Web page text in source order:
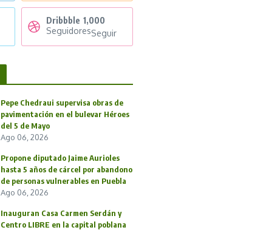
Dribbble 1,000
SeguidoresSeguir
Pepe Chedraui supervisa obras de
pavimentación en el bulevar Héroes
del 5 de Mayo
Ago 06, 2026
Propone diputado Jaime Aurioles
hasta 5 años de cárcel por abandono
de personas vulnerables en Puebla
Ago 06, 2026
Inauguran Casa Carmen Serdán y
Centro LIBRE en la capital poblana